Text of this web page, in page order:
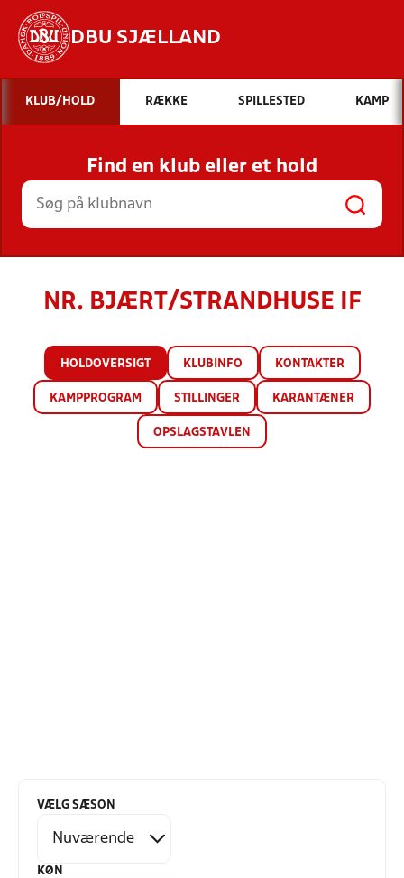
DBU SJÆLLAND
Hvad vil du søge efter?
INDHOLD OG NYHEDER
STILLINGER, RESULTATER, KLUBBER OG
HOLD
KLUB/HOLD RÆKKE SPILLESTED KAMP
Find en klub eller et hold
NR. BJÆRT/STRANDHUSE IF
HOLDOVERSIGT KLUBINFO KONTAKTER
KAMPPROGRAM STILLINGER KARANTÆNER
OPSLAGSTAVLEN
VÆLG SÆSON
KØN